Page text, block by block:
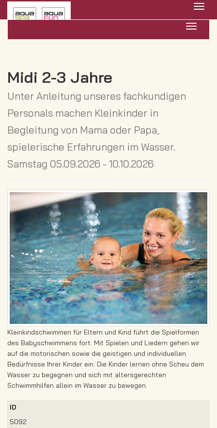
Midi 2-3 Jahre
Unter Anleitung unseres fachkundigen
Personals machen Kleinkinder in
Begleitung von Mama oder Papa,
spielerische Erfahrungen im Wasser.
Samstag 05.09.2026 - 10.10.2026
Kleinkindschwimmen für Eltern und Kind führt die Spielformen
des Babyschwimmens fort. Mit Spielen und Liedern gehen wir
auf die motorischen sowie die geistigen und individuellen
Bedürfnisse Ihrer Kinder ein. Die Kinder lernen ohne Scheu dem
Wasser zu begegnen und sich mit altersgerechten
Schwimmhilfen allein im Wasser zu bewegen.
ID
5092